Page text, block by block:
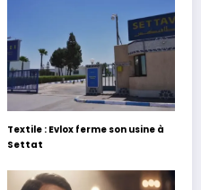
Textile : Evlox ferme son usine à
Settat